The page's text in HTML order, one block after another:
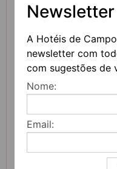
Newsletter
A Hotéis de
newsletter com
com sugestões de
Nome:
Email:
FEIRA DO LIVRO
MAIS DE 200
LITERATURA,